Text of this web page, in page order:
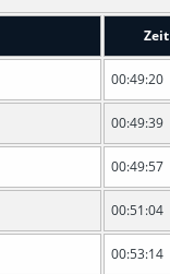
Zeit
00:49:20
00:49:39
00:49:57
00:51:04
00:53:14